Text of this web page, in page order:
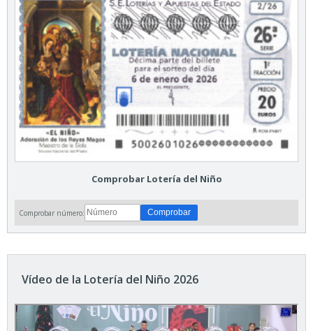
Comprobar Lotería del Niño
Comprobar número:
Vídeo de la Lotería del Niño 2026